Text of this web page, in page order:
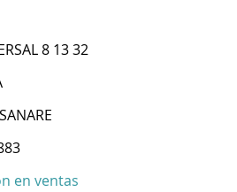
8 13 32
en ventas